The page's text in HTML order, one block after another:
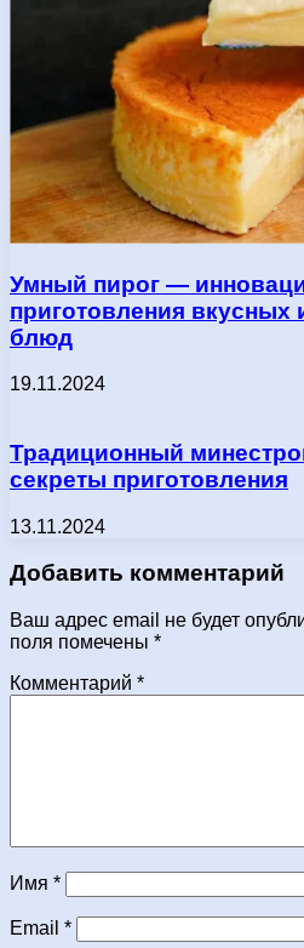
Умный пирог —
приготовления вкусных
блюд
19.11.2024
Традиционный
секреты приготовления
13.11.2024
Добавить комментарий
Ваш адрес email не будет
поля помечены *
Комментарий *
Имя *
Email *